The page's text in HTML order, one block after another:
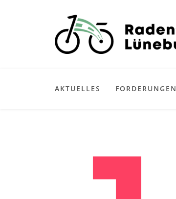
AKTUELLES FORDERUNGEN